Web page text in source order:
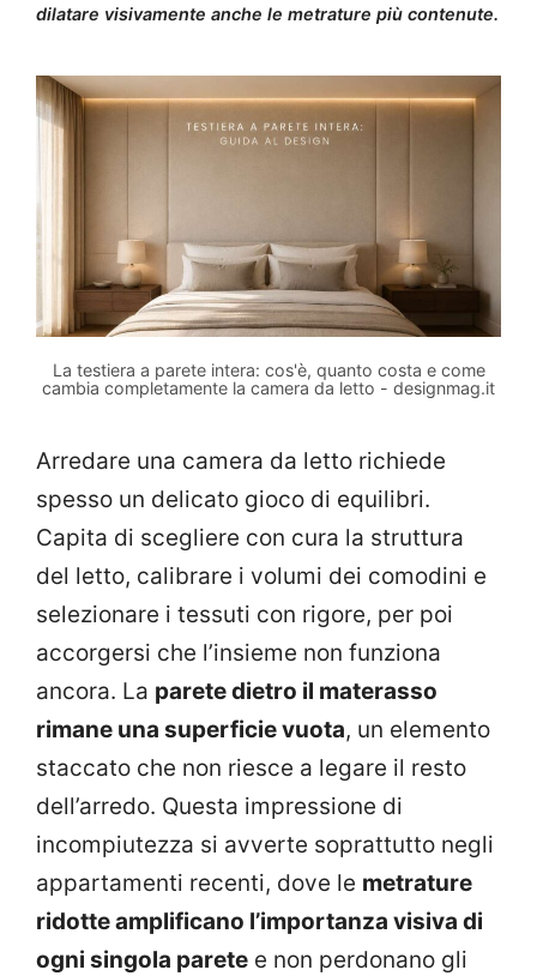
dilatare visivamente anche le metrature più contenute.
La testiera a parete intera: cos'è, quanto costa e come
cambia completamente la camera da letto - designmag.it
Arredare una camera da letto richiede
spesso un delicato gioco di equilibri.
Capita di scegliere con cura la struttura
del letto, calibrare i volumi dei comodini e
selezionare i tessuti con rigore, per poi
accorgersi che l’insieme non funziona
ancora. La parete dietro il materasso
rimane una superficie vuota, un elemento
staccato che non riesce a legare il resto
dell’arredo. Questa impressione di
incompiutezza si avverte soprattutto negli
appartamenti recenti, dove le metrature
ridotte amplificano l’importanza visiva di
ogni singola parete e non perdonano gli